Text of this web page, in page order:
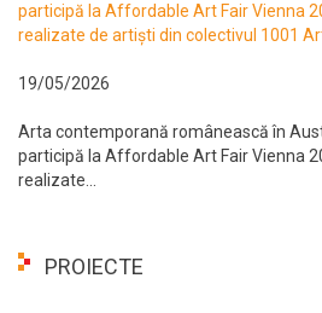
participă la Affordable Art Fair Vienna
realizate de artiști din colectivul 1001
19/05/2026
Arta contemporană românească în
participă la Affordable Art Fair Vienna
realizate...
PROIECTE